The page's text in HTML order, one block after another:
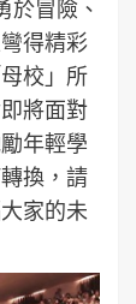
於冒險、
得精彩
校」所
將面對
年輕學
換，請
家的未